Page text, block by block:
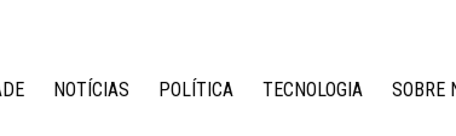
NOTÍCIAS POLÍTICA TECNOLOGIA SOBRE